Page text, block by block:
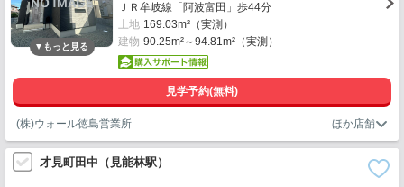
ＪＲ牟岐線「阿波富田」歩44分
土地 169.03m²（実測）
建物 90.25m²～94.81m²（実測）
見学予約(無料)
(株)ウォール徳島営業所
才見町田中（見能林駅）